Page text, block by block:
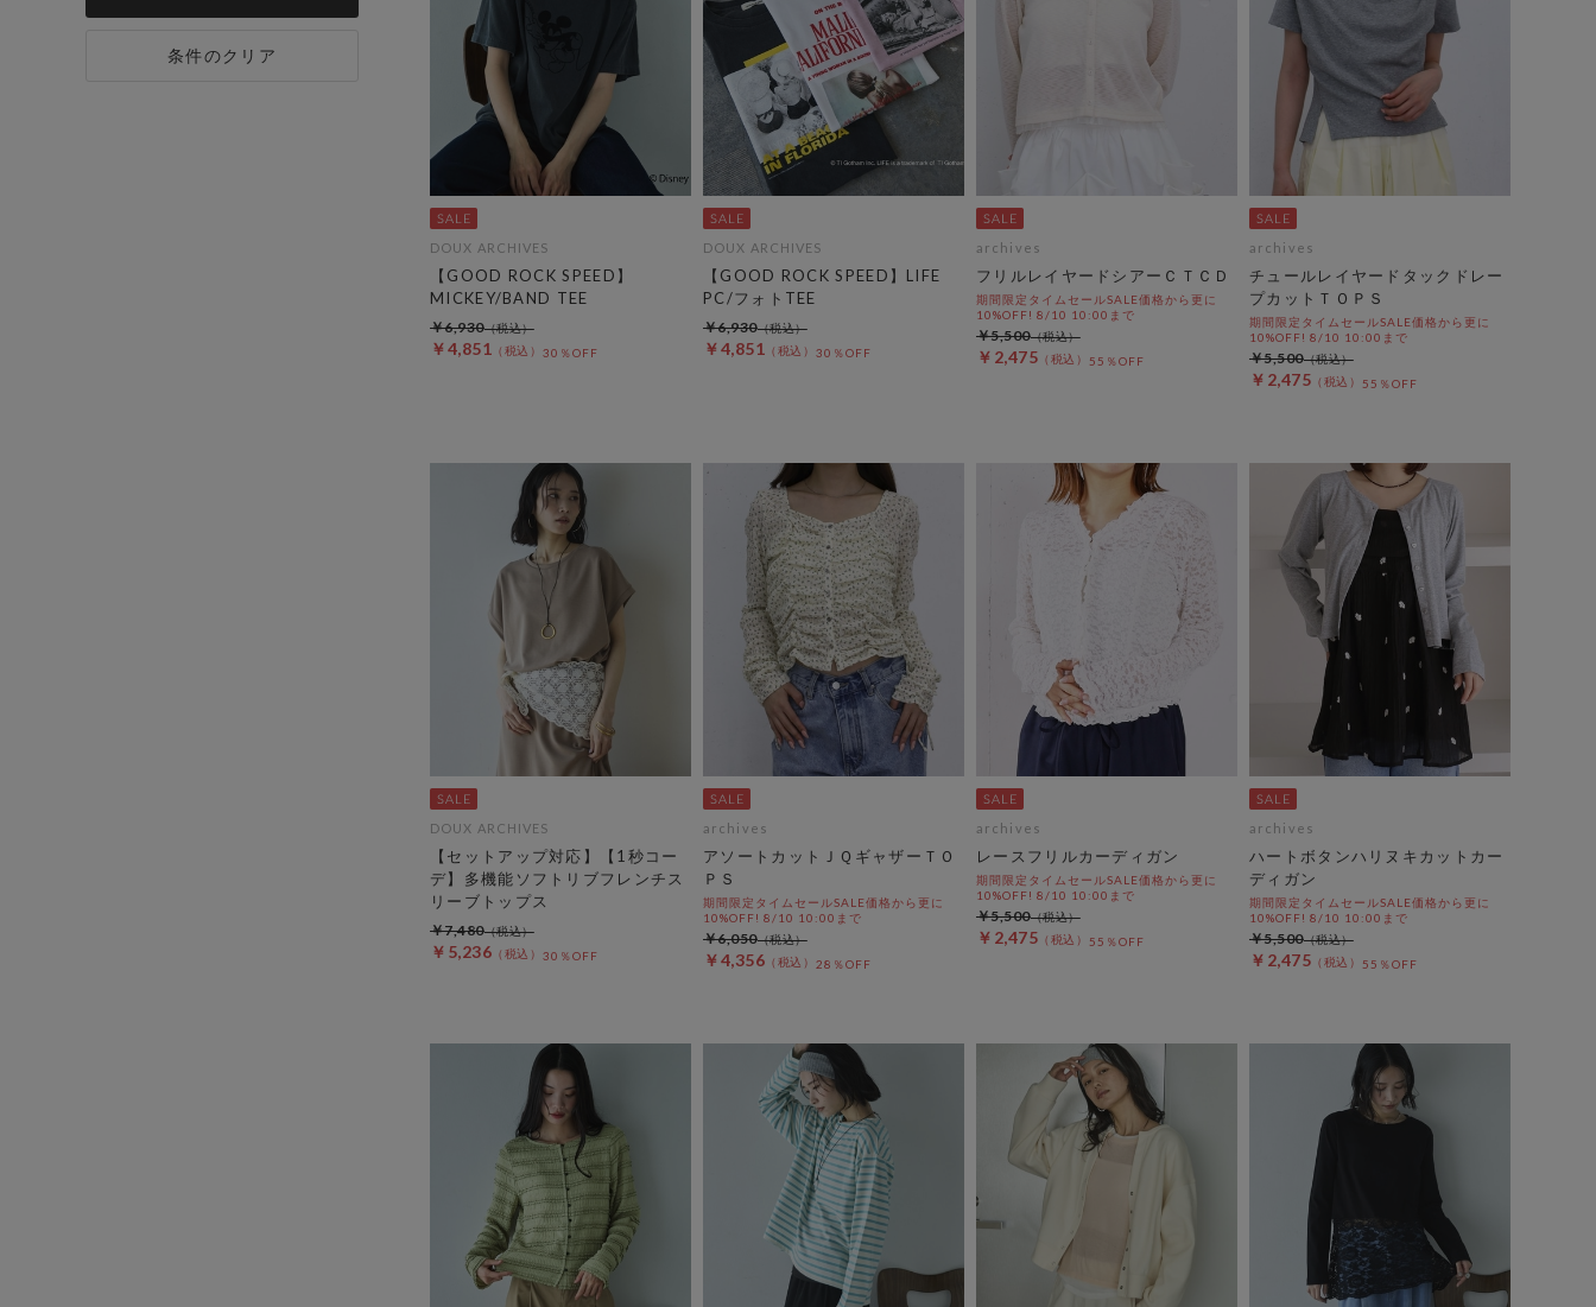
条件のクリア
DOUX ARCHIVES
【GOOD ROCK SPEED】
MICKEY/BAND TEE
￥4,851 30％OFF
￥6,930
DOUX ARCHIVES
【GOOD ROCK SPEED】LIFE
PC/フォトTEE
￥4,851 30％OFF
￥6,930
archives
フリルレイヤードシアーＣＴＣＤ
期間限定タイムセールSALE価格から更に
10%OFF! 8/10 10:00まで
￥2,475 55％OFF
￥5,500
archives
チュールレイヤードタックドレー
プカットＴＯＰＳ
期間限定タイムセールSALE価格から更に
10%OFF! 8/10 10:00まで
￥2,475 55％OFF
￥5,500
DOUX ARCHIVES
【セットアップ対応】【1秒コー
デ】多機能ソフトリブフレンチス
リーブトップス
￥5,236 30％OFF
￥7,480
archives
アソートカットＪＱギャザーＴＯ
ＰＳ
期間限定タイムセールSALE価格から更に
10%OFF! 8/10 10:00まで
￥4,356 28％OFF
￥6,050
archives
レースフリルカーディガン
期間限定タイムセールSALE価格から更に
10%OFF! 8/10 10:00まで
￥2,475 55％OFF
￥5,500
archives
ハートボタンハリヌキカットカー
ディガン
期間限定タイムセールSALE価格から更に
10%OFF! 8/10 10:00まで
￥2,475 55％OFF
￥5,500